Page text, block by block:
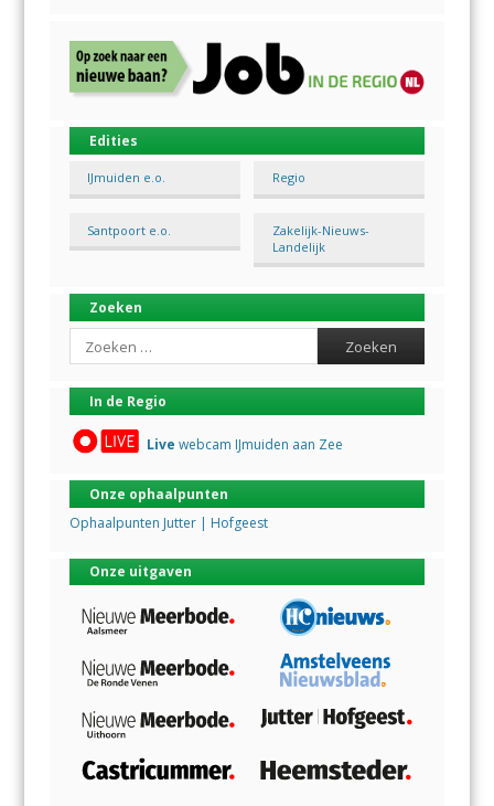
Edities
IJmuiden e.o. Regio
Santpoort e.o.
Zakelijk-Nieuws-
Landelijk
Zoeken
Search
In de Regio
Live webcam IJmuiden aan Zee
Onze ophaalpunten
Ophaalpunten Jutter | Hofgeest
Onze uitgaven